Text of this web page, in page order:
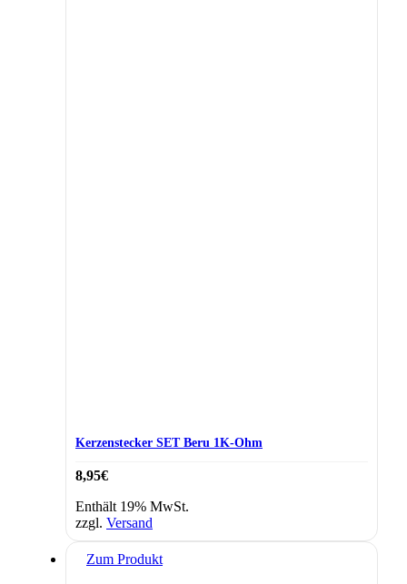
Kerzenstecker SET Beru 1K-Ohm
8,95€
Enthält 19% MwSt.
zzgl. Versand
Zum Produkt